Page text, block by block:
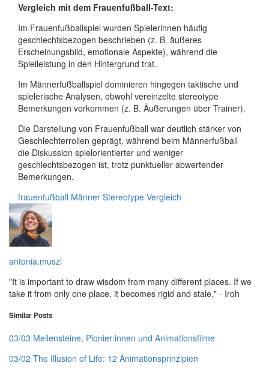
Vergleich mit dem Frauenfußball-Text:
Im Frauenfußballspiel wurden Spielerinnen häufig
geschlechtsbezogen beschrieben (z. B. äußeres
Erscheinungsbild, emotionale Aspekte), während die
Spielleistung in den Hintergrund trat.
Im Männerfußballspiel dominieren hingegen taktische und
spielerische Analysen, obwohl vereinzelte stereotype
Bemerkungen vorkommen (z. B. Äußerungen über Trainer).
Die Darstellung von Frauenfußball war deutlich stärker von
Geschlechterrollen geprägt, während beim Männerfußball
die Diskussion spielorientierter und weniger
geschlechtsbezogen ist, trotz punktueller abwertender
Bemerkungen.
frauenfußball Männer Stereotype Vergleich
antonia.muszi
"It is important to draw wisdom from many different places. If we
take it from only one place, it becomes rigid and stale." - Iroh
Similar Posts
03/03 Meilensteine, Pionier:innen und Animationsfilme
03/02 The Illusion of Life: 12 Animationsprinzipien